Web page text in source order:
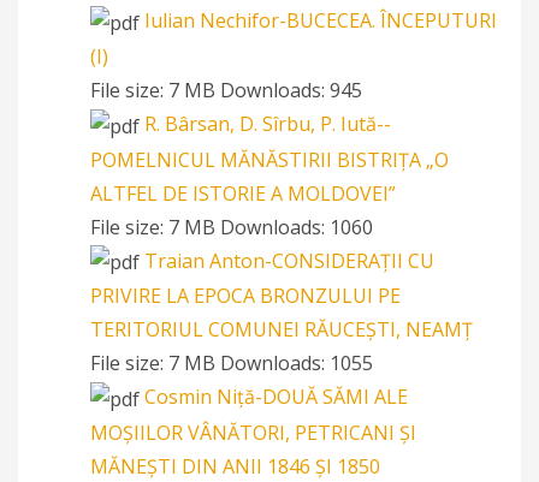
Iulian Nechifor-BUCECEA. ÎNCEPUTURI
(I)
File size: 7 MB Downloads: 945
R. Bârsan, D. Sîrbu, P. Iută--
POMELNICUL MĂNĂSTIRII BISTRIȚA „O
ALTFEL DE ISTORIE A MOLDOVEI”
File size: 7 MB Downloads: 1060
Traian Anton-CONSIDERAȚII CU
PRIVIRE LA EPOCA BRONZULUI PE
TERITORIUL COMUNEI RĂUCEȘTI, NEAMȚ
File size: 7 MB Downloads: 1055
Cosmin Niță-DOUĂ SĂMI ALE
MOȘIILOR VÂNĂTORI, PETRICANI ȘI
MĂNEȘTI DIN ANII 1846 ȘI 1850